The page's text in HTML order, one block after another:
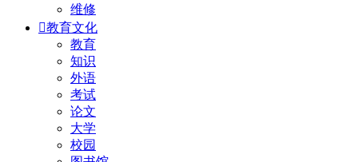
维修
教育文化
教育
知识
外语
考试
论文
大学
校园